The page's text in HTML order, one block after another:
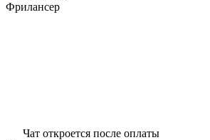
Фрилансер
Чат откроется после оплаты